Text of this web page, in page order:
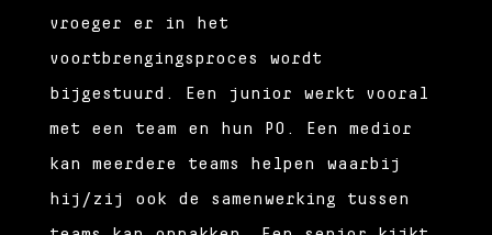
vroeger er in het
voortbrengingsproces wordt
bijgestuurd. Een junior werkt vooral
met een team en hun PO. Een medior
kan meerdere teams helpen waarbij
hij/zij ook de samenwerking tussen